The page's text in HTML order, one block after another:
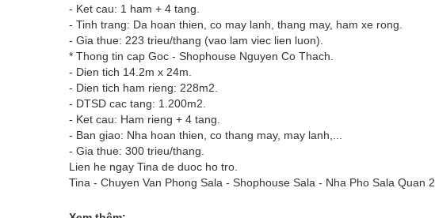
- Ket cau: 1 ham + 4 tang.
- Tinh trang: Da hoan thien, co may lanh, thang may, ham xe rong.
- Gia thue: 223 trieu/thang (vao lam viec lien luon).
* Thong tin cap Goc - Shophouse Nguyen Co Thach.
- Dien tich 14.2m x 24m.
- Dien tich ham rieng: 228m2.
- DTSD cac tang: 1.200m2.
- Ket cau: Ham rieng + 4 tang.
- Ban giao: Nha hoan thien, co thang may, may lanh,...
- Gia thue: 300 trieu/thang.
Lien he ngay Tina de duoc ho tro.
Tina - Chuyen Van Phong Sala - Shophouse Sala - Nha Pho Sala Quan 2.